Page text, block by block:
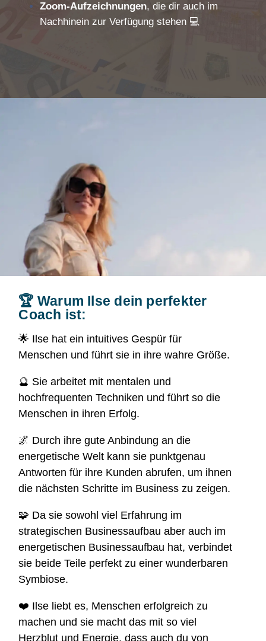
Zoom-Aufzeichnungen, die dir auch im
Nachhinein zur Verfügung stehen 💻
🏆 Warum Ilse dein perfekter
Coach ist:
🌟 Ilse hat ein intuitives Gespür für
Menschen und führt sie in ihre wahre Größe.
🔮 Sie arbeitet mit mentalen und
hochfrequenten Techniken und führt so die
Menschen in ihren Erfolg.
🌌 Durch ihre gute Anbindung an die
energetische Welt kann sie punktgenau
Antworten für ihre Kunden abrufen, um ihnen
die nächsten Schritte im Business zu zeigen.
🧩 Da sie sowohl viel Erfahrung im
strategischen Businessaufbau aber auch im
energetischen Businessaufbau hat, verbindet
sie beide Teile perfekt zu einer wunderbaren
Symbiose.
❤️ Ilse liebt es, Menschen erfolgreich zu
machen und sie macht das mit so viel
Herzblut und Energie, dass auch du von